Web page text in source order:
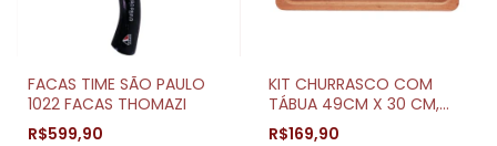
FACAS TIME SÃO PAULO
1022 FACAS THOMAZI
R$599,90
KIT CHURRASCO COM
TÁBUA 49CM X 30 CM,
GARFO E FACA
R$169,90